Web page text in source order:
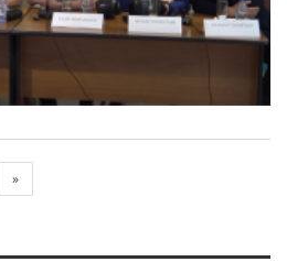
»